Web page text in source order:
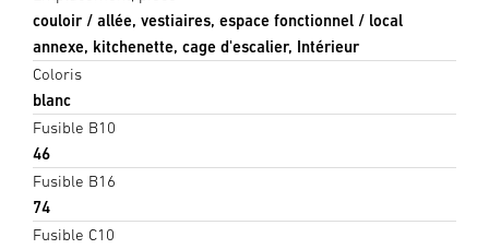
couloir / allée, vestiaires, espace fonctionnel / local
annexe, kitchenette, cage d'escalier, Intérieur
Coloris
blanc
Fusible B10
46
Fusible B16
74
Fusible C10